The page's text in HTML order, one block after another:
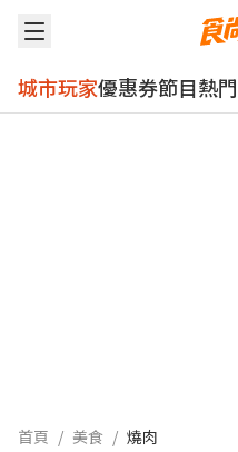
城市玩家優惠券節目熱門
首頁 / 美食 / 燒肉